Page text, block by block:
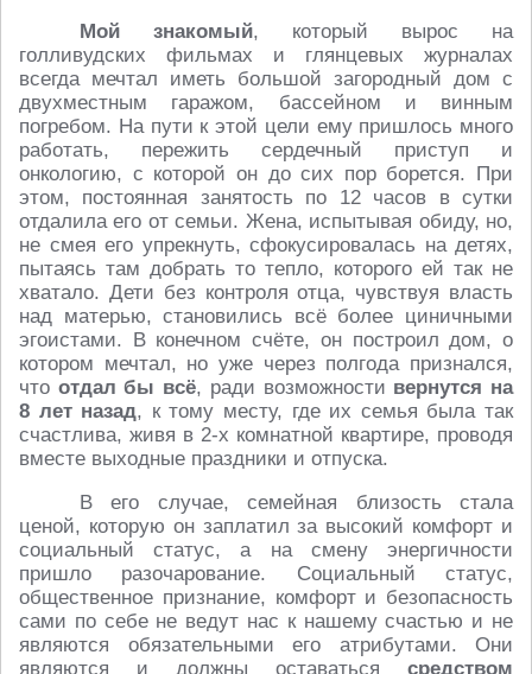
Мой знакомый, который вырос на
голливудских фильмах и глянцевых журналах
всегда мечтал иметь большой загородный дом с
двухместным гаражом, бассейном и винным
погребом. На пути к этой цели ему пришлось много
работать, пережить сердечный приступ и
онкологию, с которой он до сих пор борется. При
этом, постоянная занятость по 12 часов в сутки
отдалила его от семьи. Жена, испытывая обиду, но,
не смея его упрекнуть, сфокусировалась на детях,
пытаясь там добрать то тепло, которого ей так не
хватало. Дети без контроля отца, чувствуя власть
над матерью, становились всё более циничными
эгоистами. В конечном счёте, он построил дом, о
котором мечтал, но уже через полгода признался,
что отдал бы всё, ради возможности вернутся на
8 лет назад, к тому месту, где их семья была так
счастлива, живя в 2-х комнатной квартире, проводя
вместе выходные праздники и отпуска.
В его случае, семейная близость стала
ценой, которую он заплатил за высокий комфорт и
социальный статус, а на смену энергичности
пришло разочарование. Социальный статус,
общественное признание, комфорт и безопасность
сами по себе не ведут нас к нашему счастью и не
являются обязательными его атрибутами. Они
являются и должны оставаться средством